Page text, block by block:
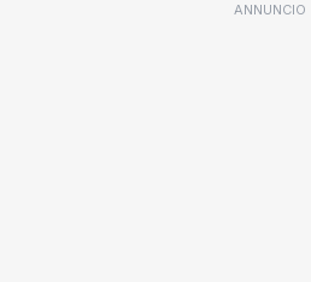
ANNUNCIO